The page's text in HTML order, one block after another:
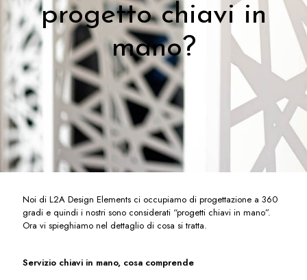
progetto chiavi in
mano?
Noi di L2A Design Elements ci occupiamo di progettazione a 360
gradi e quindi i nostri sono considerati “progetti chiavi in mano”.
Ora vi spieghiamo nel dettaglio di cosa si tratta.
Servizio chiavi in mano, cosa comprende